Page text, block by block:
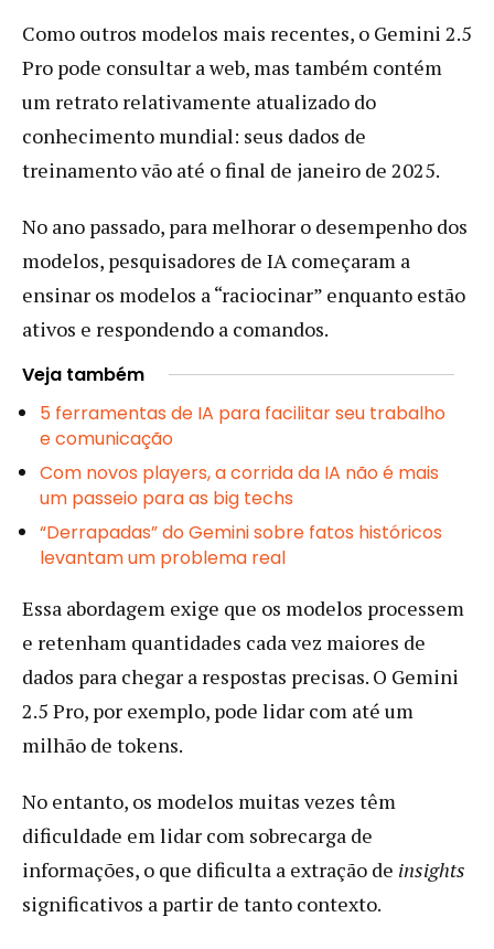
Como outros modelos mais recentes, o Gemini 2.5
Pro pode consultar a web, mas também contém
um retrato relativamente atualizado do
conhecimento mundial: seus dados de
treinamento vão até o final de janeiro de 2025.
No ano passado, para melhorar o desempenho dos
modelos, pesquisadores de IA começaram a
ensinar os modelos a “raciocinar” enquanto estão
ativos e respondendo a comandos.
Veja também
5 ferramentas de IA para facilitar seu trabalho
e comunicação
Com novos players, a corrida da IA não é mais
um passeio para as big techs
“Derrapadas” do Gemini sobre fatos históricos
levantam um problema real
Essa abordagem exige que os modelos processem
e retenham quantidades cada vez maiores de
dados para chegar a respostas precisas. O Gemini
2.5 Pro, por exemplo, pode lidar com até um
milhão de tokens.
No entanto, os modelos muitas vezes têm
dificuldade em lidar com sobrecarga de
informações, o que dificulta a extração de insights
significativos a partir de tanto contexto.